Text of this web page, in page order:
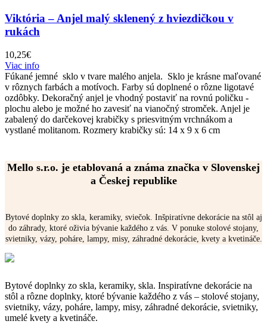
Viktória – Anjel malý sklenený z hviezdičkou v
rukách
10,25€
Viac info
Fúkané jemné sklo v tvare malého anjela. Sklo je krásne maľované
v rôznych farbách a motívoch. Farby sú doplnené o rôzne ligotavé
ozdôbky. Dekoračný anjel je vhodný postaviť na rovnú poličku -
plochu alebo je možné ho zavesiť na vianočný stromček. Anjel je
zabalený do darčekovej krabičky s priesvitným vrchnákom a
vystlané molitanom. Rozmery krabičky sú: 14 x 9 x 6 cm
Mello s.r.o. je etablovaná a známa značka v Slovenskej
a Českej republike
Bytové doplnky zo skla, keramiky, sviečok. Inšpiratívne dekorácie na stôl aj
do záhrady, ktoré oživia bývanie každého z vás. V ponuke stolové stojany,
svietniky, vázy, poháre, lampy, misy, záhradné dekorácie, kvety a kvetináče.
Bytové doplnky zo skla, keramiky, skla. Inspiratívne dekorácie na
stôl a rôzne doplnky, ktoré bývanie každého z vás – stolové stojany,
svietniky, vázy, poháre, lampy, misy, záhradné dekorácie, svietniky,
umelé kvety a kvetináče.